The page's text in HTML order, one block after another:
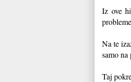
Iz ove
Na te
samo
Taj